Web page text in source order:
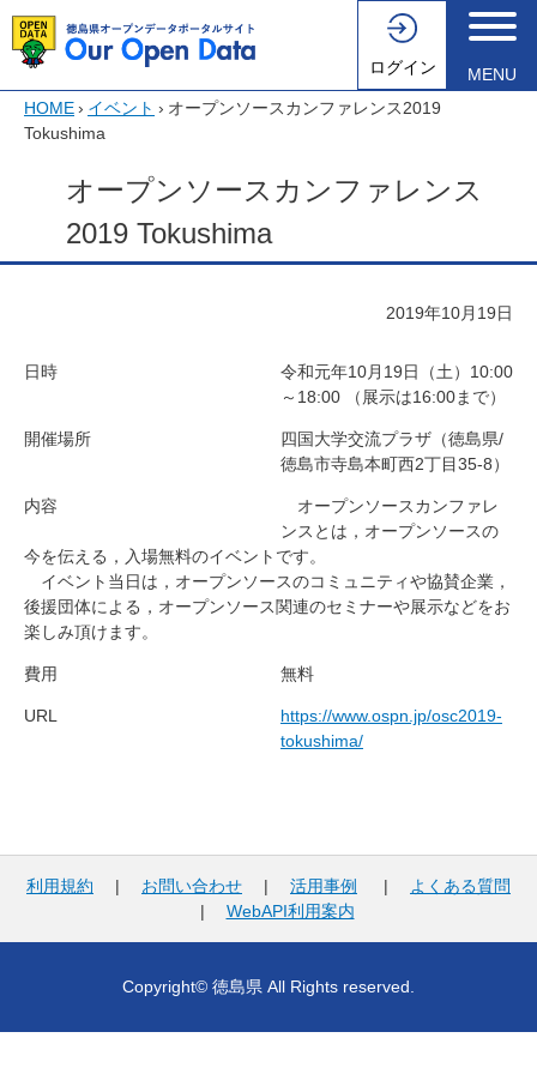
ログイン
MENU
HOME› イベント › オープンソースカンファレンス2019
Tokushima
オープンソースカンファレンス
2019 Tokushima
2019年10月19日
日時
令和元年10月19日（土）10:00
～18:00 （展示は16:00まで）
開催場所
四国大学交流プラザ（徳島県/
徳島市寺島本町西2丁目35-8）
内容
オープンソースカンファレ
ンスとは，オープンソースの
今を伝える，入場無料のイベントです。
イベント当日は，オープンソースのコミュニティや協賛企業，
後援団体による，オープンソース関連のセミナーや展示などをお
楽しみ頂けます。
費用 無料
URL
https://www.ospn.jp/osc2019-
tokushima/
利用規約 | お問い合わせ | 活用事例 |
よくある質問
| WebAPI利用案内
Copyright© 徳島県 All Rights reserved.